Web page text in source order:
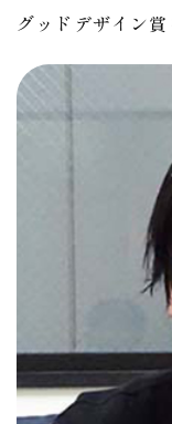
グッドデザイン